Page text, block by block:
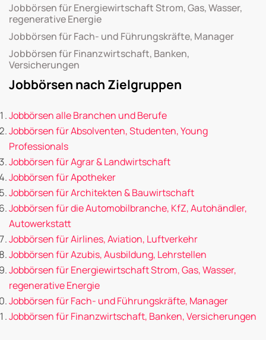
Jobbörsen für Energiewirtschaft Strom, Gas, Wasser,
regenerative Energie
Jobbörsen für Fach- und Führungskräfte, Manager
Jobbörsen für Finanzwirtschaft, Banken,
Versicherungen
Jobbörsen nach Zielgruppen
Jobbörsen alle Branchen und Berufe
Jobbörsen für Absolventen, Studenten, Young
Professionals
Jobbörsen für Agrar & Landwirtschaft
Jobbörsen für Apotheker
Jobbörsen für Architekten & Bauwirtschaft
Jobbörsen für die Automobilbranche, KfZ, Autohändler,
Autowerkstatt
Jobbörsen für Airlines, Aviation, Luftverkehr
Jobbörsen für Azubis, Ausbildung, Lehrstellen
Jobbörsen für Energiewirtschaft Strom, Gas, Wasser,
regenerative Energie
Jobbörsen für Fach- und Führungskräfte, Manager
Jobbörsen für Finanzwirtschaft, Banken, Versicherungen